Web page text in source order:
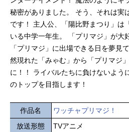
秘密がありました。 そう、それは実
です！ 主人公、「陽比野まつり」は
いる中学一年生。 「プリマジ」が大
「プリマジ」に出場できる日を夢見
然現れた「みゃむ」から「プリマジ
に！！ ライバルたちに負けないよう
のトップを目指します！
作品名
ワッチャプリマジ！
放送形態
TVアニメ